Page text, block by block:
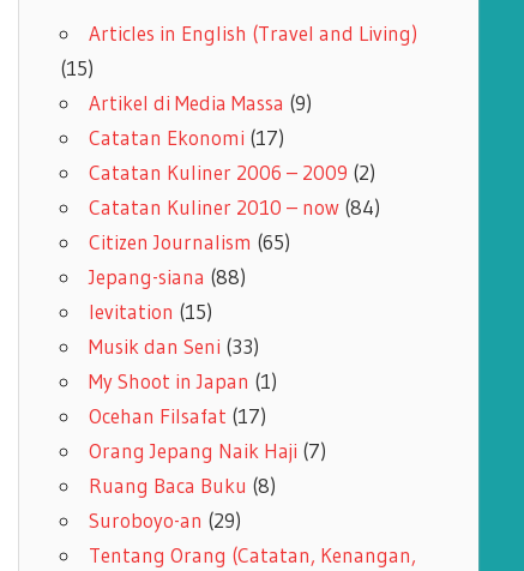
Articles in English (Travel and Living)
(15)
Artikel di Media Massa (9)
Catatan Ekonomi (17)
Catatan Kuliner 2006 – 2009 (2)
Catatan Kuliner 2010 – now(84)
Citizen Journalism (65)
Jepang-siana (88)
levitation (15)
Musik dan Seni (33)
My Shoot in Japan (1)
Ocehan Filsafat (17)
Orang Jepang Naik Haji (7)
Ruang Baca Buku (8)
Suroboyo-an (29)
Tentang Orang (Catatan, Kenangan,